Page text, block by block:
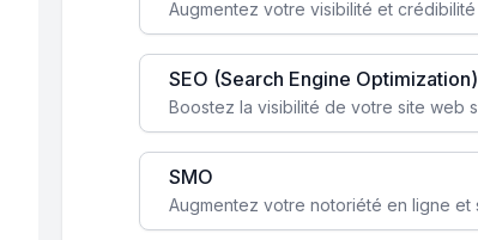
SEO (Search Engine Optimization)
SMO